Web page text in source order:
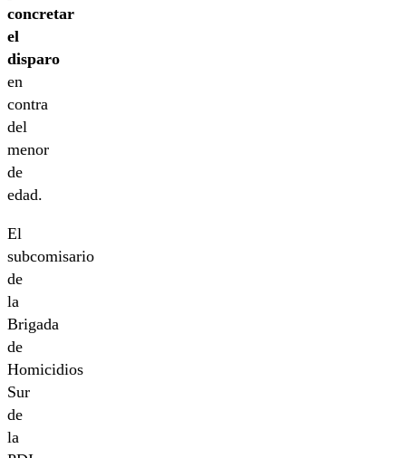
concretar
el
disparo
en
contra
del
menor
de
edad.
El
subcomisario
de
la
Brigada
de
Homicidios
Sur
de
la